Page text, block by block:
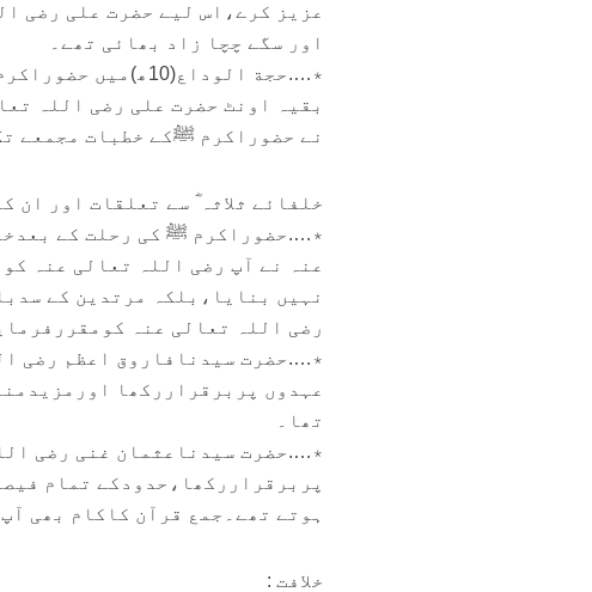
عزیز کرے،اس لیے حضرت علی رضی
اور سگے چچا زاد بھائی تھے۔
بقیہ اونٹ حضرت علی رضی اللہ
نے حضوراکرم ﷺکے خطبات مجمعے
خلفائے ثلاثہ ؓ سے تعلقات اور ان
٭….حضوراکرم ﷺ کی رحلت کے
عنہ نے آپ رضی اللہ تعالی عنہ
نہیں بنایا،بلکہ مرتدین کے
رضی اللہ تعالی عنہ
٭….حضرت سیدنافاروق اعظم رضی
عہدوں پربرقراررکھا
تھا۔
٭….حضرت سیدناعثمان غنی رضی
پربرقراررکھا،حدودکے تمام
ہوتے تھے۔جمع قرآن کاکام بھی
خلافت :